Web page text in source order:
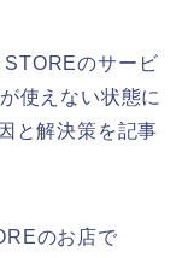
のサービ
使えない状態に
と解決策を記事
のお店で